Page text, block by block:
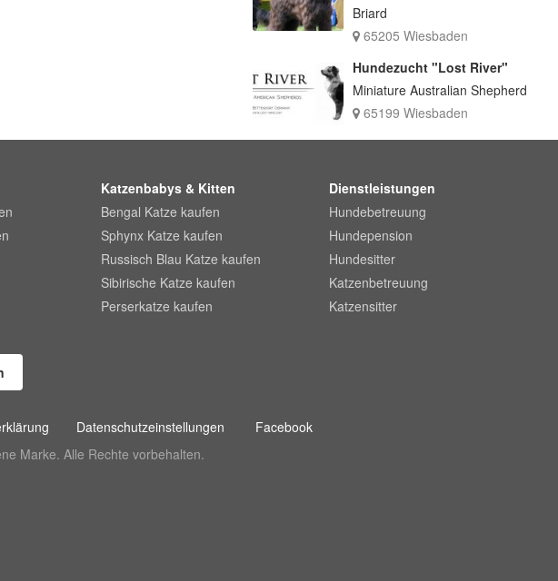
Briard
65205 Wiesbaden
Hundezucht "Lost River"
Miniature Australian Shepherd
65199 Wiesbaden
Katzenbabys & Kitten
Bengal Katze kaufen
Sphynx Katze kaufen
Russisch Blau Katze kaufen
Sibirische Katze kaufen
Perserkatze kaufen
Dienstleistungen
Hundebetreuung
Hundepension
Hundesitter
Katzenbetreuung
Katzensitter
Datenschutzeinstellungen
Facebook
Marke. Alle Rechte vorbehalten.